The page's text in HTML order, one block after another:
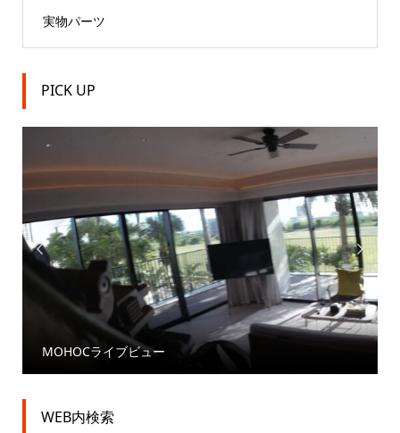
実物パーツ
PICK UP

MOHOCライブビュー

WEB内検索